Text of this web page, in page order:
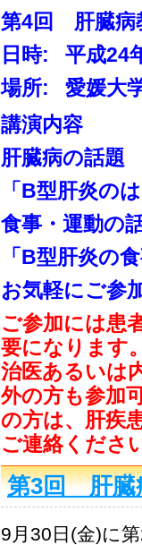
第4回 肝臓病
日時: 平成24
場所: 愛媛大
講演内容
肝臓病の話題
「B型肝炎の
食事・運動の
「B型肝炎の
お気軽にご参
ご参加には患
要になります
治医あるいは
外の方も参加
の方は、肝疾
ご連絡くださ
第3回 肝臓
9月30日(金)に